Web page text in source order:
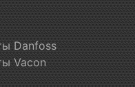
Danfoss
Vacon